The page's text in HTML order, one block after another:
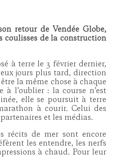
retour de Vendée Globe,
coulisses de la construction
à terre le 3 février dernier,
jours plus tard, direction
la même chose à chaque
à l’oublier : la course n’est
elle se poursuit à terre
à courir. Celui des
et les médias.
récits de mer sont encore
les entendre, les nerfs
à chaud. Pour leur